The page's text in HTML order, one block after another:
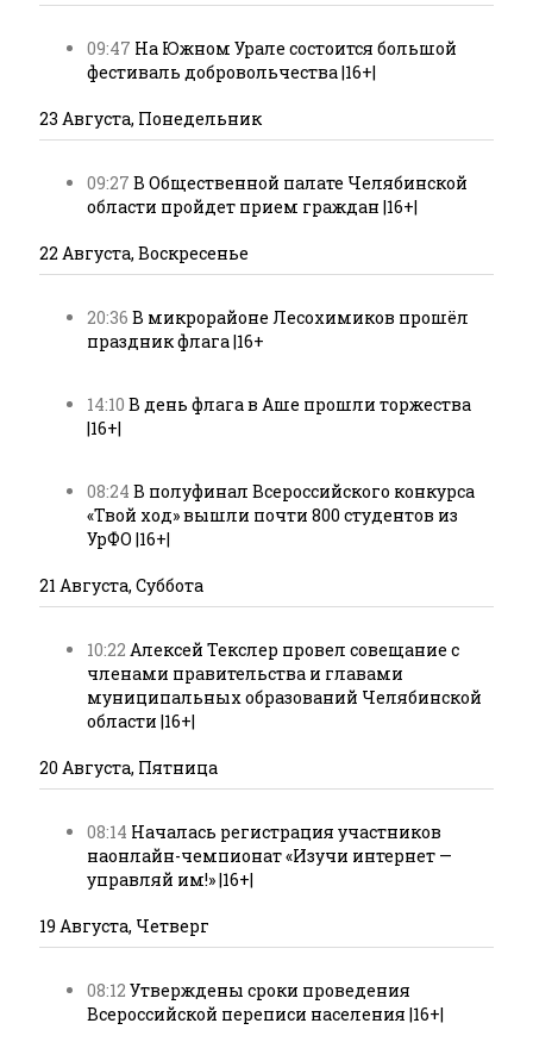
09:47 На Южном Урале состоится большой
фестиваль добровольчества |16+|
23 Августа, Понедельник
09:27 В Общественной палате Челябинской
области пройдет прием граждан |16+|
22 Августа, Воскресенье
20:36 В микрорайоне Лесохимиков прошёл
праздник флага |16+
14:10 В день флага в Аше прошли торжества
|16+|
08:24 В полуфинал Всероссийского конкурса
«Твой ход» вышли почти 800 студентов из
УрФО |16+|
21 Августа, Суббота
10:22 Алексей Текслер провел совещание с
членами правительства и главами
муниципальных образований Челябинской
области |16+|
20 Августа, Пятница
08:14 Началась регистрация участников
наонлайн-чемпионат «Изучи интернет —
управляй им!» |16+|
19 Августа, Четверг
08:12 Утверждены сроки проведения
Всероссийской переписи населения |16+|